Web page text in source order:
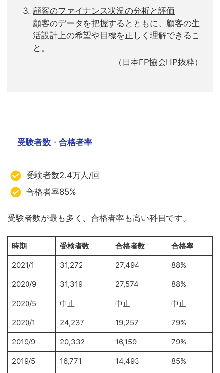
顧客のファイナンス状況の分析と評価
顧客のデータを把握するとともに、顧客の生
活設計上の希望や目標を正しく理解できるこ
と。
（日本FP協会HP抜粋）
受験者数・合格者率
受験者数2.4万人/回
合格者率85%
受験者数が最も多く、合格者率も高い科目です。
時期 受検者数 合格者数 合格率
2021/1 31,272 27,494 88%
2020/9 31,319 27,574 88%
2020/5 中止 中止 中止
2020/1 24,237 19,257 79%
2019/9 20,332 16,159 79%
2019/5 16,771 14,493 85%